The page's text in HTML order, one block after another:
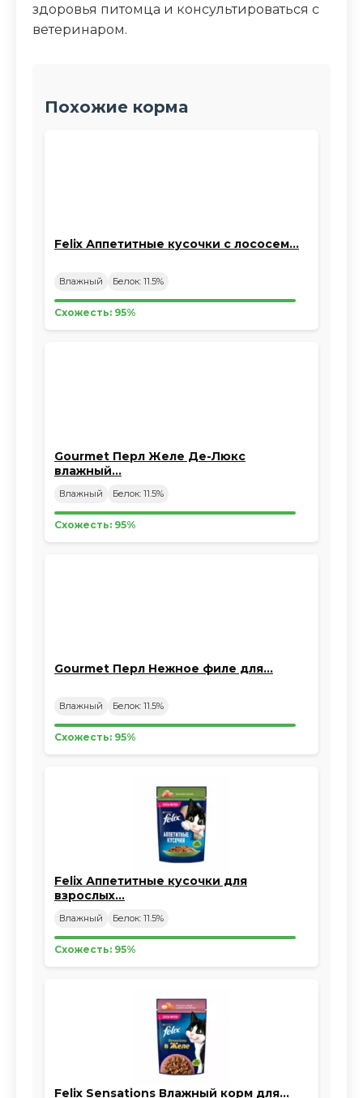
здоровья питомца и консультироваться с
ветеринаром.
Похожие корма
Felix Аппетитные кусочки с лососем…
Влажный Белок: 11.5%
Схожесть: 95%
Gourmet Перл Желе Де-Люкс
влажный…
Влажный Белок: 11.5%
Схожесть: 95%
Gourmet Перл Нежное филе для…
Влажный Белок: 11.5%
Схожесть: 95%
Felix Аппетитные кусочки для
взрослых…
Влажный Белок: 11.5%
Схожесть: 95%
Felix Sensations Влажный корм для…